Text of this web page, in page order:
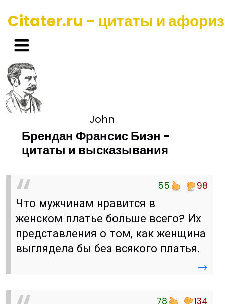
Citater.ru - цитаты и
John
Брендан Франсис Биэн -
цитаты и высказывания
55 98
Что мужчинам нравится в
женском платье больше всего? Их
представления о том, как женщина
выглядела бы без всякого платья.
→